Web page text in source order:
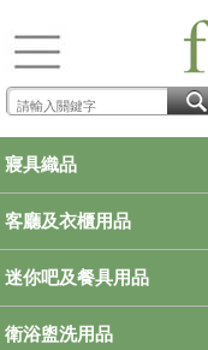
寢具織品
客廳及衣櫃用品
迷你吧及餐具用品
衛浴盥洗用品